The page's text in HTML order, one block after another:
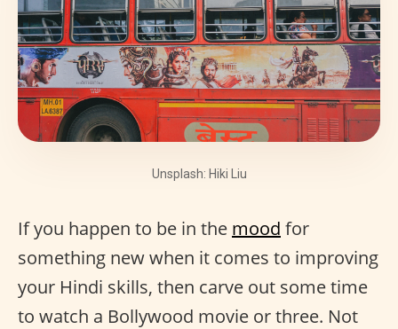
Unsplash: Hiki Liu
If you happen to be in the mood for
something new when it comes to improving
your Hindi skills, then carve out some time
to watch a Bollywood movie or three. Not